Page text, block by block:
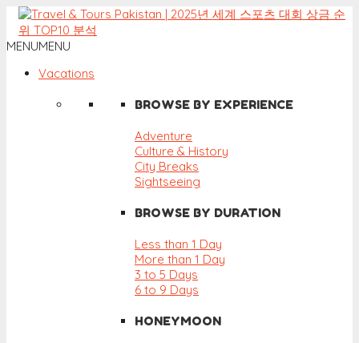
MENUMENU
Vacations
BROWSE BY EXPERIENCE
Adventure
Culture & History
City Breaks
Sightseeing
BROWSE BY DURATION
Less than 1 Day
More than 1 Day
3 to 5 Days
6 to 9 Days
HONEYMOON